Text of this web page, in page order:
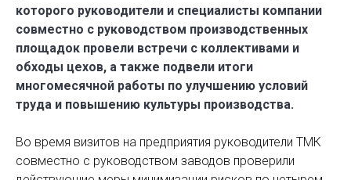
которого руководители и специалисты компании
совместно с руководством производственных
площадок провели встречи с коллективами и
обходы цехов, а также подвели итоги
многомесячной работы по улучшению условий
труда и повышению культуры производства.
Во время визитов на предприятия руководители ТМК
совместно с руководством заводов проверили